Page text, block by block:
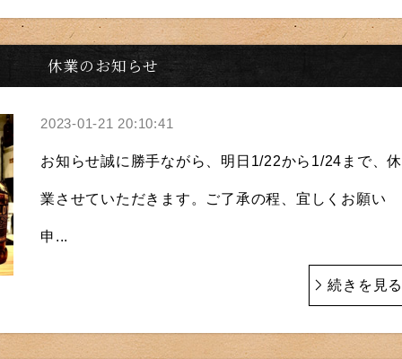
休業のお知らせ
2023-01-21 20:10:41
お知らせ誠に勝手ながら、明日1/22から1/24まで、休
業させていただきます。ご了承の程、宜しくお願い
申...
続きを見る